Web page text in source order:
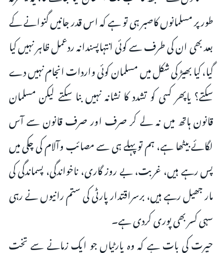
طور پر مسلمانوں کاصبر ہی تو ہے کہ اس قدر جانیں گنوانے کے
بعد بھی ان کی طرف سے کوئی انتہاپسندانہ ردعمل ظاہر نہیں کیا
گیا، کیا بھیڑ کی شکل میں مسلمان کوئی واردات انجام نہیں دے
سکتے؟ یاپھر کسی کو تشدد کا نشانہ نہیں بنا سکتے لیکن مسلمان‌
قانون ہاتھ میں نہ لے کر صرف اور صرف قانون سے آس
لگائے بیٹھا ہے، ہم تو پہلے ہی سے مصائب وآلام کی چکی میں
پس رہے ہیں، غربت، بے روز گاری، ناخواندگی، پسماندگی کی
مار جھیل رہے ہیں، برسراقتدار پارٹی کی ستم رانیوں نے رہی
سہی کسر بھی پوری کردی ہے۔
حیرت کی بات ہے کہ وہ پارٹیاں جو ایک زمانے سے تخت